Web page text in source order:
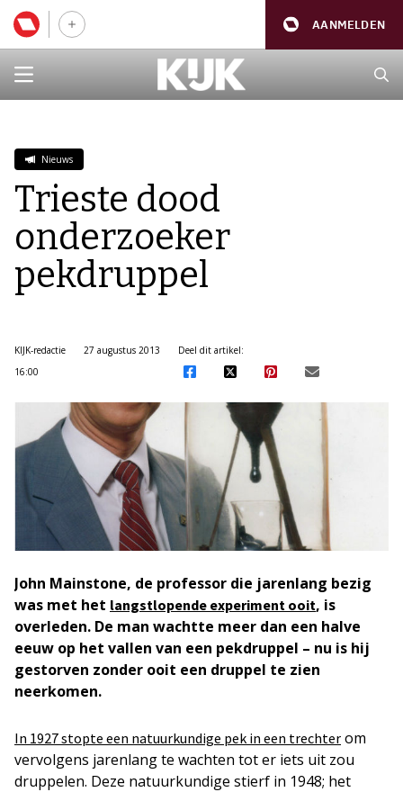
AANMELDEN
Nieuws
Trieste dood
onderzoeker
pekdruppel
KIJK-redactie
27 augustus 2013
16:00
Deel dit artikel:
John Mainstone, de professor die jarenlang bezig
was met het langstlopende experiment ooit, is
overleden. De man wachtte meer dan een halve
eeuw op het vallen van een pekdruppel – nu is hij
gestorven zonder ooit een druppel te zien
neerkomen.
In 1927 stopte een natuurkundige pek in een trechter om
vervolgens jarenlang te wachten tot er iets uit zou
druppelen. Deze natuurkundige stierf in 1948; het